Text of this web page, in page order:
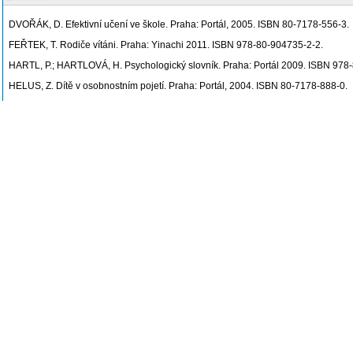
DVOŘÁK, D. Efektivní učení ve škole. Praha: Portál, 2005. ISBN 80-7178-556-3.
FEŘTEK, T. Rodiče vítáni. Praha: Yinachi 2011. ISBN 978-80-904735-2-2.
HARTL, P.; HARTLOVÁ, H. Psychologický slovník. Praha: Portál 2009. ISBN
HELUS, Z. Dítě v osobnostním pojetí. Praha: Portál, 2004. ISBN 80-7178-888-0.